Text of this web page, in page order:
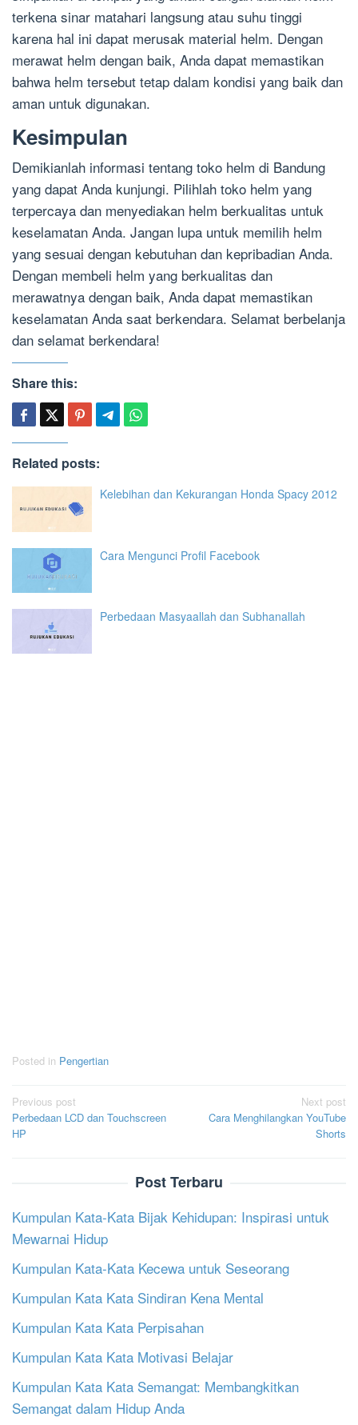
terkena sinar matahari langsung atau suhu tinggi
karena hal ini dapat merusak material helm. Dengan
merawat helm dengan baik, Anda dapat memastikan
bahwa helm tersebut tetap dalam kondisi yang baik dan
aman untuk digunakan.
Kesimpulan
Demikianlah informasi tentang toko helm di Bandung
yang dapat Anda kunjungi. Pilihlah toko helm yang
terpercaya dan menyediakan helm berkualitas untuk
keselamatan Anda. Jangan lupa untuk memilih helm
yang sesuai dengan kebutuhan dan kepribadian Anda.
Dengan membeli helm yang berkualitas dan
merawatnya dengan baik, Anda dapat memastikan
keselamatan Anda saat berkendara. Selamat berbelanja
dan selamat berkendara!
Share this:
Related posts:
Kelebihan dan Kekurangan Honda Spacy 2012
Cara Mengunci Profil Facebook
Perbedaan Masyaallah dan Subhanallah
Posted in Pengertian
Post
navigation
Previous post
Perbedaan LCD dan Touchscreen
HP
Next post
Cara Menghilangkan YouTube
Shorts
Post Terbaru
Kumpulan Kata-Kata Bijak Kehidupan: Inspirasi untuk
Mewarnai Hidup
Kumpulan Kata-Kata Kecewa untuk Seseorang
Kumpulan Kata Kata Sindiran Kena Mental
Kumpulan Kata Kata Perpisahan
Kumpulan Kata Kata Motivasi Belajar
Kumpulan Kata Kata Semangat: Membangkitkan
Semangat dalam Hidup Anda